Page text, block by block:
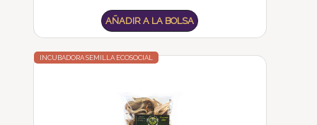
AÑADIR A LA BOLSA
INCUBADORA SEMILLA ECOSOCIAL